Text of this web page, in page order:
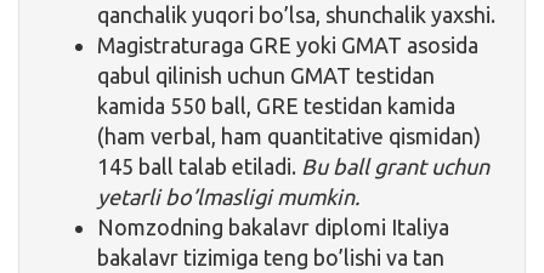
qanchalik yuqori bo’lsa, shunchalik yaxshi.
Magistraturaga GRE yoki GMAT asosida
qabul qilinish uchun GMAT testidan
kamida 550 ball, GRE testidan kamida
(ham verbal, ham quantitative qismidan)
145 ball talab etiladi. Bu ball grant uchun
yetarli bo’lmasligi mumkin.
Nomzodning bakalavr diplomi Italiya
bakalavr tizimiga teng bo’lishi va tan